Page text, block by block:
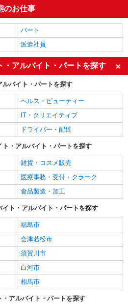
のお仕事
パート
派遣社員
・アルバイト・パートを探す
バイト・パートを探す
ヘルス・ビューティー
IT・クリエイティブ
ドライバー・配達
・アルバイト・パートを探す
雑貨・コスメ販売
医療事務・受付・クラーク
食品製造・加工
ト・アルバイト・パートを探す
福島市
会津若松市
須賀川市
白河市
相馬市
アルバイト・パートを探す